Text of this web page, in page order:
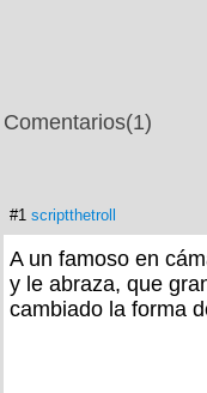
Comentarios(1)
#1 scriptthetroll
A un famoso en
y le abraza, que
cambiado la forma